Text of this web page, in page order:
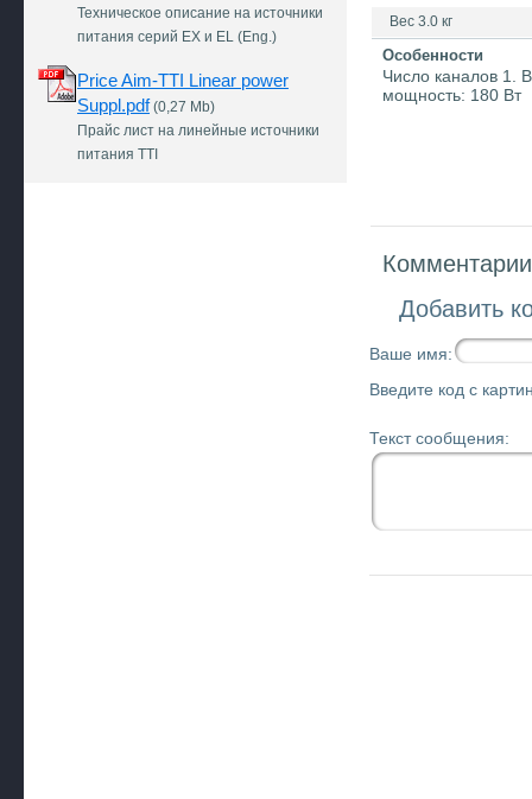
Техническое описание на источники
питания серий EX и EL (Eng.)
Price Aim-TTI Linear power
Suppl.pdf(0,27 Mb)
Прайс лист на линейные источники
питания TTI
Вес 3.0 кг
Особенности
Число каналов 1.
мощность: 180 Вт
Добавить
Ваше имя:
Введите код с
Текст сообщения: